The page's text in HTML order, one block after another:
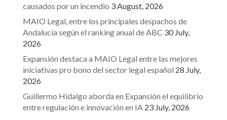
causados por un incendio 3 August, 2026
MAIO Legal, entre los principales despachos de
Andalucía según el ranking anual de ABC 30 July,
2026
Expansión destaca a MAIO Legal entre las mejores
iniciativas pro bono del sector legal español 28 July,
2026
Guillermo Hidalgo aborda en Expansión el equilibrio
entre regulación e innovación en IA 23 July, 2026